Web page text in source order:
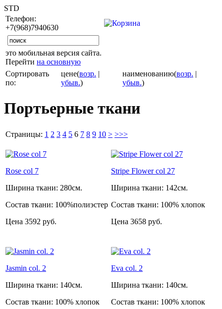
STD
Телефон:
+7(968)7940630
это мобильная версия сайта.
Перейти на основную
Сортировать
по:
цене(возр. |
убыв.)
наименованию(возр. |
убыв.)
Портьерные ткани
Страницы: 1 2 3 4 5 6 7 8 9 10 > >>>
Rose col 7
Ширина ткани: 280см.
Состав ткани: 100%полиэстер
Цена 3592 руб.
Stripe Flower col 27
Ширина ткани: 142см.
Состав ткани: 100% хлопок
Цена 3658 руб.
Jasmin col. 2
Ширина ткани: 140см.
Состав ткани: 100% хлопок
Eva col. 2
Ширина ткани: 140см.
Состав ткани: 100% хлопок